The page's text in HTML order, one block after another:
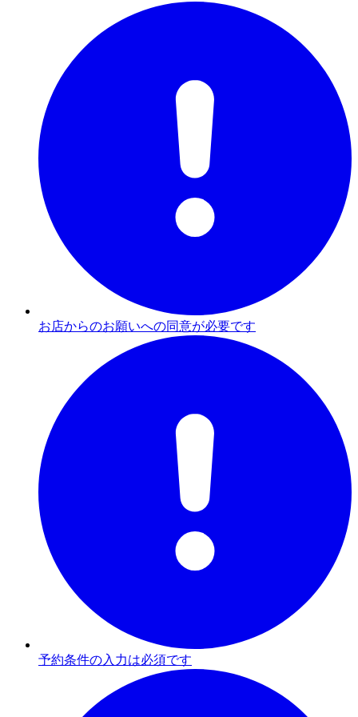
お店からのお願いへの同意が必要です
予約条件の入力は必須です